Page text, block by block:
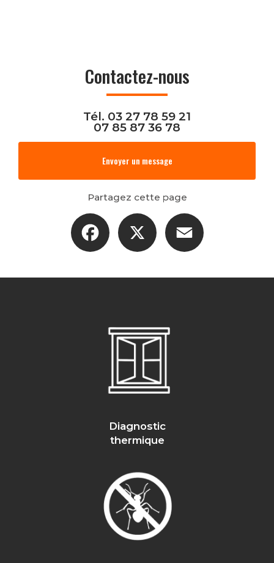
Contactez-nous
Tél. 03 27 78 59 21
07 85 87 36 78
Envoyer un message
Partagez cette page
Facebook
Diagnostic
thermique